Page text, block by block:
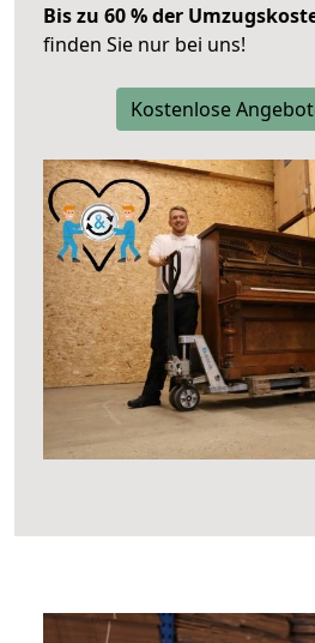
Bis zu 60 % der
finden Sie nur bei uns!
Kostenlose